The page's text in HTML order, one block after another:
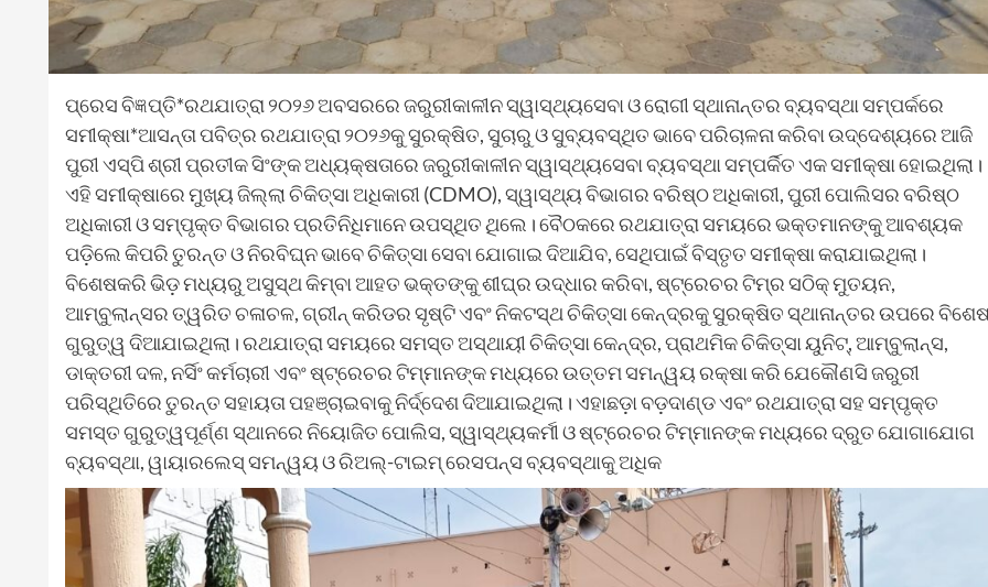
ପ୍ରେସ ବିଜ୍ଞପ୍ତି*ରଥଯାତ୍ରା ୨୦୨୬ ଅବସରରେ ଜରୁରୀକାଳୀନ ସ୍ୱାସ୍ଥ୍ୟସେବା ଓ ରୋଗୀ ସ୍ଥାନାନ୍ତର ବ୍ୟବସ୍ଥା ସମ୍ପର୍କରେ
ସମୀକ୍ଷା*ଆସନ୍ତା ପବିତ୍ର ରଥଯାତ୍ରା ୨୦୨୬କୁ ସୁରକ୍ଷିତ, ସୁଚାରୁ ଓ ସୁବ୍ୟବସ୍ଥିତ ଭାବେ ପରିଚାଳନା କରିବା ଉଦ୍ଦେଶ୍ୟରେ ଆଜି
ପୁରୀ ଏସ୍ପି ଶ୍ରୀ ପ୍ରତୀକ ସିଂଙ୍କ ଅଧ୍ୟକ୍ଷତାରେ ଜରୁରୀକାଳୀନ ସ୍ୱାସ୍ଥ୍ୟସେବା ବ୍ୟବସ୍ଥା ସମ୍ପର୍କିତ ଏକ ସମୀକ୍ଷା ହୋଇଥିଲା।
ଏହି ସମୀକ୍ଷାରେ ମୁଖ୍ୟ ଜିଲ୍ଲା ଚିକିତ୍ସା ଅଧିକାରୀ (CDMO), ସ୍ୱାସ୍ଥ୍ୟ ବିଭାଗର ବରିଷ୍ଠ ଅଧିକାରୀ, ପୁରୀ ପୋଲିସର ବରିଷ୍ଠ
ଅଧିକାରୀ ଓ ସମ୍ପୃକ୍ତ ବିଭାଗର ପ୍ରତିନିଧିମାନେ ଉପସ୍ଥିତ ଥିଲେ। ବୈଠକରେ ରଥଯାତ୍ରା ସମୟରେ ଭକ୍ତମାନଙ୍କୁ ଆବଶ୍ୟକ
ପଡ଼ିଲେ କିପରି ତୁରନ୍ତ ଓ ନିରବିଘ୍ନ ଭାବେ ଚିକିତ୍ସା ସେବା ଯୋଗାଇ ଦିଆଯିବ, ସେଥିପାଇଁ ବିସ୍ତୃତ ସମୀକ୍ଷା କରାଯାଇଥିଲା।
ବିଶେଷକରି ଭିଡ଼ ମଧ୍ୟରୁ ଅସୁସ୍ଥ କିମ୍ବା ଆହତ ଭକ୍ତଙ୍କୁ ଶୀଘ୍ର ଉଦ୍ଧାର କରିବା, ଷ୍ଟ୍ରେଚର ଟିମ୍‌ର ସଠିକ୍ ମୁତୟନ,
ଆମ୍ବୁଲାନ୍ସର ତ୍ୱରିତ ଚଳାଚଳ, ଗ୍ରୀନ୍ କରିଡର ସୃଷ୍ଟି ଏବଂ ନିକଟସ୍ଥ ଚିକିତ୍ସା କେନ୍ଦ୍ରକୁ ସୁରକ୍ଷିତ ସ୍ଥାନାନ୍ତର ଉପରେ
ଗୁରୁତ୍ୱ ଦିଆଯାଇଥିଲା। ରଥଯାତ୍ରା ସମୟରେ ସମସ୍ତ ଅସ୍ଥାୟୀ ଚିକିତ୍ସା କେନ୍ଦ୍ର, ପ୍ରାଥମିକ ଚିକିତ୍ସା ୟୁନିଟ୍‌, ଆମ୍ବୁଲାନ୍ସ,
ଡାକ୍ତରୀ ଦଳ, ନର୍ସିଂ କର୍ମଚାରୀ ଏବଂ ଷ୍ଟ୍ରେଚର ଟିମ୍‌ମାନଙ୍କ ମଧ୍ୟରେ ଉତ୍ତମ ସମନ୍ୱୟ ରକ୍ଷା କରି ଯେକୌଣସି ଜରୁରୀ
ପରିସ୍ଥିତିରେ ତୁରନ୍ତ ସହାୟତା ପହଞ୍ଚାଇବାକୁ ନିର୍ଦ୍ଦେଶ ଦିଆଯାଇଥିଲା। ଏହାଛଡ଼ା ବଡ଼ଦାଣ୍ଡ ଏବଂ ରଥଯାତ୍ରା ସହ ସମ୍ପୃକ୍ତ
ସମସ୍ତ ଗୁରୁତ୍ୱପୂର୍ଣ୍ଣ ସ୍ଥାନରେ ନିୟୋଜିତ ପୋଲିସ, ସ୍ୱାସ୍ଥ୍ୟକର୍ମୀ ଓ ଷ୍ଟ୍ରେଚର ଟିମ୍‌ମାନଙ୍କ ମଧ୍ୟରେ ଦ୍ରୁତ ଯୋଗାଯୋଗ
ବ୍ୟବସ୍ଥା, ୱାୟାରଲେସ୍ ସମନ୍ୱୟ ଓ ରିଅଲ୍-ଟାଇମ୍ ରେସପନ୍ସ ବ୍ୟବସ୍ଥାକୁ ଅଧିକ